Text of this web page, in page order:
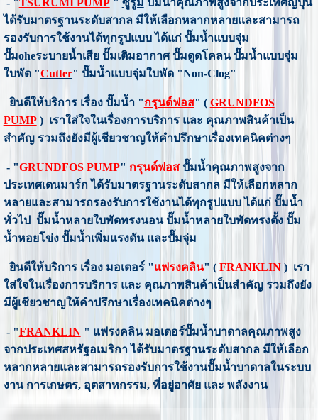
ได้รับมาตรฐานระดับสากล มีให้เลือกหลากหลายและสามารถ
รองรับการใช้งานได้ทุกรูปแบบ ได้แก่ ปั๊มน้ำแบบจุ่ม
ปั๊มoheระบายน้ำเสีย ปั๊มเติมอากาศ ปั๊มดูดโคลน ปั๊มน้ำแบบจุ่ม
ใบพัด "Cutter" ปั๊มน้ำแบบจุ่มใบพัด "Non-Clog"
ยินดีให้บริการ เรื่อง ปั๊มน้ำ "กรุนด์ฟอส" ( GRUNDFOS
PUMP) เราใส่ใจในเรื่องการบริการ และ คุณภาพสินค้าเป็น
สำคัญ รวมถึงยังมีผู้เชียวชาญให้คำปรึกษาเรื่องเทคนิคต่างๆ
- "GRUNDFOSPUMP" กรุนด์ฟอส ปั๊มน้ำคุณภาพสูงจาก
ประเทศเดนมาร์ก ได้รับมาตรฐานระดับสากล มีให้เลือกหลาก
หลายและสามารถรองรับการใช้งานได้ทุกรูปแบบ ได้แก่ ปั๊มน้ำ
ทั่วไป ปั๊มน้ำหลายใบพัดทรงนอน ปั๊มน้ำหลายใบพัดทรงตั้ง ปั๊ม
น้ำหอยโข่ง ปั๊มน้ำเพิ่มแรงดัน และปั๊มจุ่ม
ยินดีให้บริการ เรื่อง มอเตอร์ "แฟรงคลิน" ( FRANKLIN) เรา
ใส่ใจในเรื่องการบริการ และ คุณภาพสินค้าเป็นสำคัญ รวมถึงยัง
มีผู้เชียวชาญให้คำปรึกษาเรื่องเทคนิคต่างๆ
- "FRANKLIN" แฟรงคลิน มอเตอร์ปั๊มน้ำบาดาลคุณภาพสูง
จากประเทศสหรัฐอเมริกา ได้รับมาตรฐานระดับสากล มีให้เลือก
หลากหลายและสามารถรองรับการใช้งานปั๊มน้ำบาดาลในระบบ
งาน การเกษตร, อุตสาหกรรม, ที่อยู่อาศัย และ พลังงาน